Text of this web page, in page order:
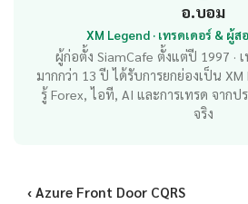
อ.บอม
XM Legend · เทรดเดอร์ & ผู้
ผู้ก่อตั้ง SiamCafe ตั้งแต่ปี 1997 ·
มากกว่า 13 ปี ได้รับการยกย่องเป็น
รู้ Forex, ไอที, AI และการเทรด จาก
จริง
‹ Azure Front Door CQRS